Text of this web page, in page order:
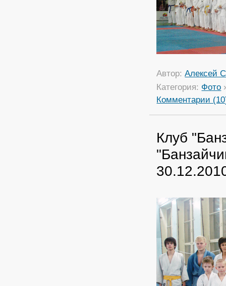
Автор:Алексей
Категория: Фото
Комментарии
Клуб